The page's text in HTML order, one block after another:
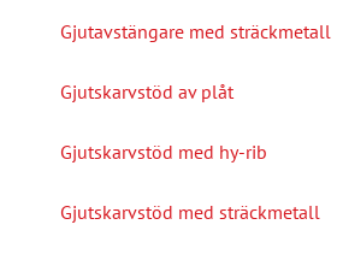
Gjutavstängare med sträckmetall
Gjutskarvstöd av plåt
Gjutskarvstöd med hy-rib
Gjutskarvstöd med sträckmetall